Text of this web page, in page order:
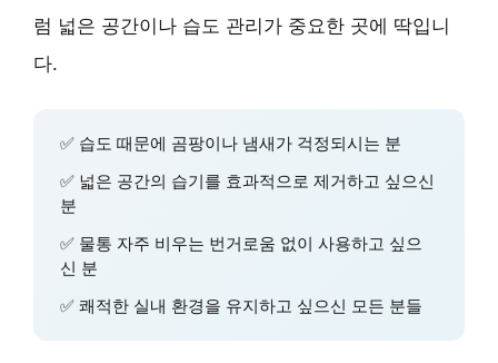
럼 넓은 공간이나 습도 관리가 중요한 곳에 딱입니
다.
✅ 습도 때문에 곰팡이나 냄새가 걱정되시는 분
✅ 넓은 공간의 습기를 효과적으로 제거하고 싶으신
분
✅ 물통 자주 비우는 번거로움 없이 사용하고 싶으
신 분
✅ 쾌적한 실내 환경을 유지하고 싶으신 모든 분들